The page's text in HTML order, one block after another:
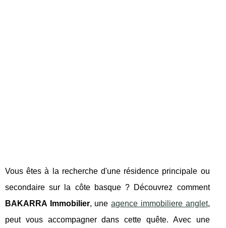
Vous êtes à la recherche d'une résidence principale ou
secondaire sur la côte basque ? Découvrez comment
BAKARRA Immobilier, uneagence immobiliere anglet,
peut vous accompagner dans cette quête. Avec une